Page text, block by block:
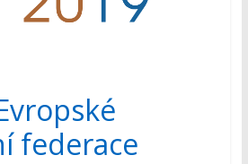
federace